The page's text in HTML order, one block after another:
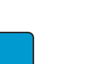
entry/2023/03/27